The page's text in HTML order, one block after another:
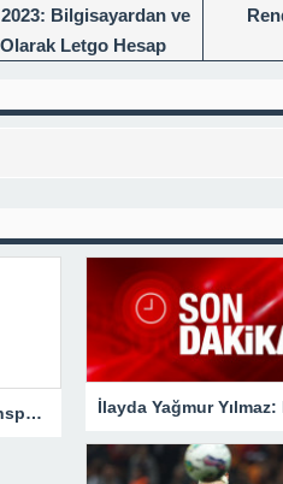
Bilgisayardan ve
Letgo Hesap
– Teknoloji Haberleri
Fenerbahçe Trabzonspor maçının hakemi Abdülkadir Bitigen oldu!Spor Toto Süper Lig